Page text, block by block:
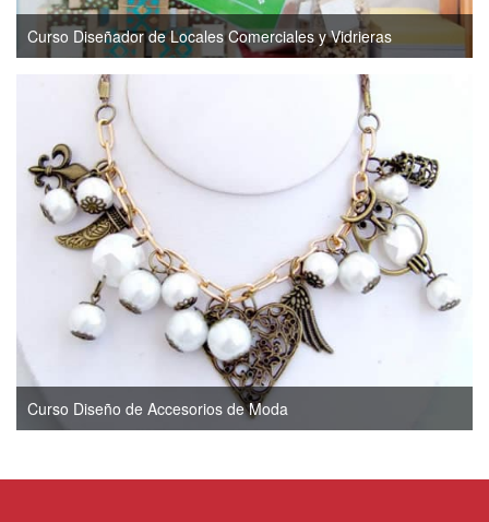
Curso Diseñador de Locales Comerciales y Vidrieras
Curso Diseño de Accesorios de Moda